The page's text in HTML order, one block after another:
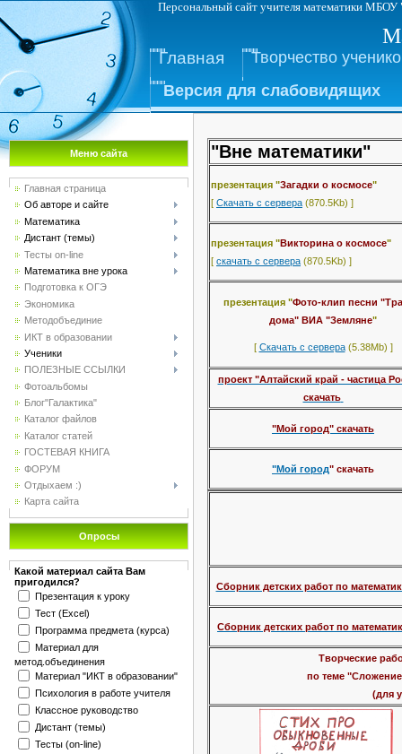
Персональный сайт учителя
Главная
Творчество
Версия для слабовидящих
Меню сайта
Главная страница
Об авторе и сайте
Математика
Дистант (темы)
Тесты on-line
Математика вне урока
Подготовка к ОГЭ
Экономика
Методобъединие
ИКТ в образовании
Ученики
ПОЛЕЗНЫЕ ССЫЛКИ
Фотоальбомы
Блог"Галактика"
Каталог файлов
Каталог статей
ГОСТЕВАЯ КНИГА
ФОРУМ
Отдыхаем :)
Карта сайта
Опросы
Какой материал сайта Вам
пригодился?
Презентация к уроку
Тест (Excel)
Программа предмета (курса)
Материал для
метод.объединения
Материал "ИКТ в образовании"
Психология в работе учителя
Классное руководство
Дистант (темы)
Тесты (on-line)
"Вне математики"
презентация "Загадки о космосе"
[ Скачать с сервера (870.5Kb) ]
презентация "Викторина о космосе"
[ скачать с сервера (870.5Kb) ]
презентация "Фото-клип песни
дома" ВИА "Земляне"
[ Скачать с сервера(5.38Mb) ]
проект "Алтайский край - частица
скачать
"Мой город" скачать
"Мой город" скачать
Сборник детских работ по
Сборник детских работ по
Творческие
по теме
(для